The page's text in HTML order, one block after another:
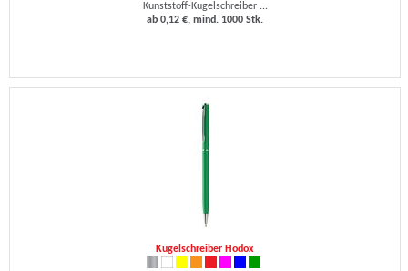
Kunststoff-Kugelschreiber ...
ab 0,12 €, mind. 1000 Stk.
Kugelschreiber Hodox